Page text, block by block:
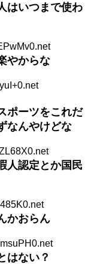
はいつまで使わ
やからな
ポーツをこれだ
なんやけどな
人認定とか国民
かおらん
はない？